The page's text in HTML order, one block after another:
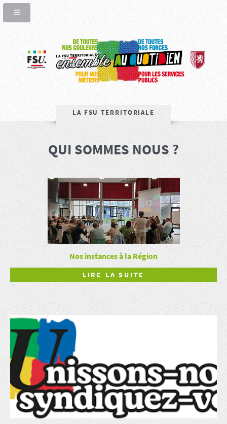
LA FSU TERRITORIALE
QUI SOMMES NOUS ?
Nos instances à la Région
LIRE LA SUITE